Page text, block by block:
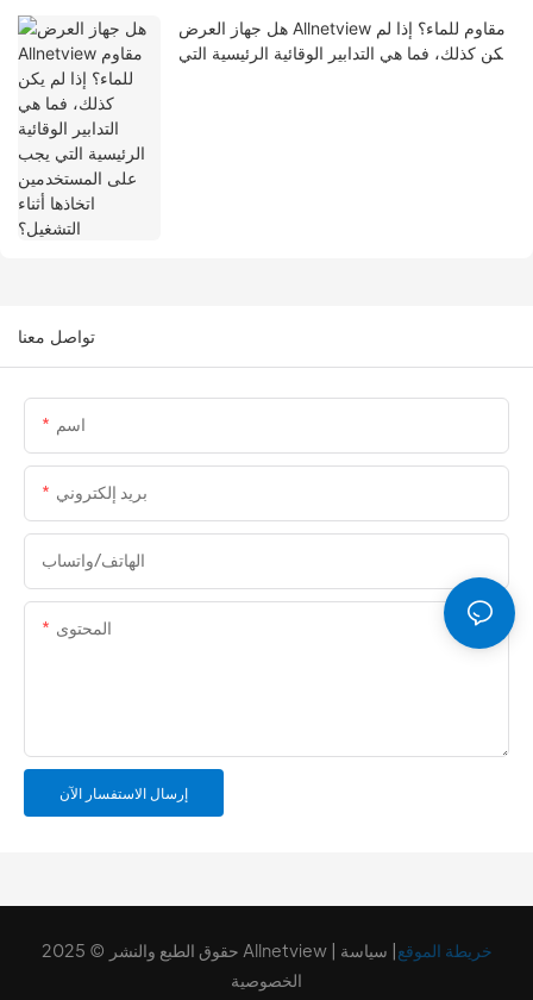
هل جهاز العرض Allnetview مقاوم للماء؟ إذا لم
يكن كذلك، فما هي التدابير الوقائية الرئيسية التي
تواصل معنا
اسم
بريد إلكتروني
الهاتف/واتساب
المحتوى
إرسال الاستفسار الآن
حقوق الطبع والنشر © 2025 Allnetview | خريطة الموقع| سياسة
الخصوصية